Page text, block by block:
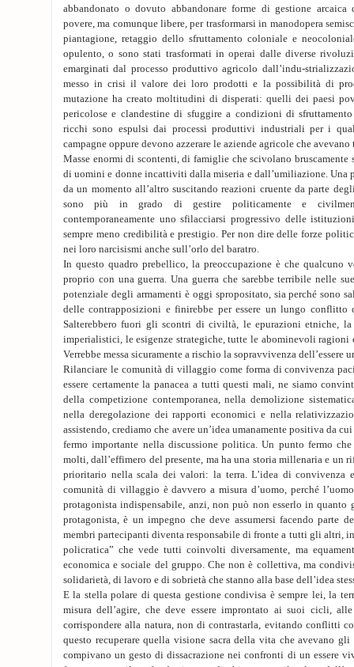
abbandonato o dovuto abbandonare forme di gestione
povere, ma comunque libere, per trasformarsi in manodopera
piantagione, retaggio dello sfruttamento coloniale e
opulento, o sono stati trasformati in operai dalle diverse
emarginati dal processo produttivo agricolo dall’indu-
messo in crisi il valore dei loro prodotti e la possibilità di
mutazione ha creato moltitudini di disperati: quelli dei paesi
pericolose e clandestine di sfuggire a condizioni di
ricchi sono espulsi dai processi produttivi industriali per i
campagne oppure devono azzerare le aziende agricole che
Masse enormi di scontenti, di famiglie che scivolano bruscamente
di uomini e donne incattiviti dalla miseria e dall’umiliazione. Una
da un momento all’altro suscitando reazioni cruente da parte
sono più in grado di gestire politicamente e
contemporaneamente uno sfilacciarsi progressivo delle
sempre meno credibilità e prestigio. Per non dire delle forze
nei loro narcisismi anche sull’orlo del baratro.
In questo quadro prebellico, la preoccupazione è che qualcuno
proprio con una guerra. Una guerra che sarebbe terribile nelle
potenziale degli armamenti è oggi spropositato, sia perché sono
delle contrapposizioni e finirebbe per essere un lungo
Salterebbero fuori gli scontri di civiltà, le epurazioni etniche,
imperialistici, le esigenze strategiche, tutte le abominevoli ragioni
Verrebbe messa sicuramente a rischio la sopravvivenza dell’essere
Rilanciare le comunità di villaggio come forma di convivenza
essere certamente la panacea a tutti questi mali, ne siamo
della competizione contemporanea, nella demolizione
nella deregolazione dei rapporti economici e nella
assistendo, crediamo che avere un’idea umanamente positiva da
fermo importante nella discussione politica. Un punto fermo
molti, dall’effimero del presente, ma ha una storia millenaria e un
prioritario nella scala dei valori: la terra. L’idea di convivenza
comunità di villaggio è davvero a misura d’uomo, perché
protagonista indispensabile, anzi, non può non esserlo in quanto
protagonista, è un impegno che deve assumersi facendo parte
membri partecipanti diventa responsabile di fronte a tutti gli altri,
policratica” che vede tutti coinvolti diversamente, ma
economica e sociale del gruppo. Che non è collettiva, ma
solidarietà, di lavoro e di sobrietà che stanno alla base dell’idea
E la stella polare di questa gestione condivisa è sempre lei, la
misura dell’agire, che deve essere improntato ai suoi cicli,
corrispondere alla natura, non di contrastarla, evitando conflitti
questo recuperare quella visione sacra della vita che avevano
compivano un gesto di dissacrazione nei confronti di un essere